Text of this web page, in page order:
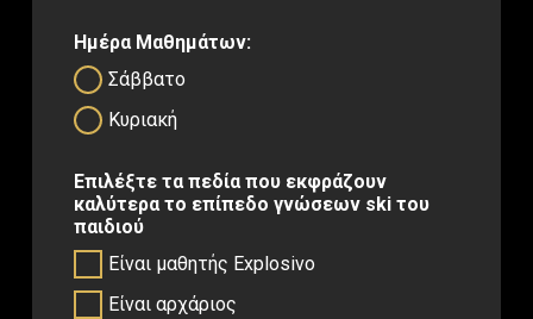
Ημέρα Μαθημάτων:
Σάββατο
Κυριακή
Επιλέξτε τα πεδία που εκφράζουν
καλύτερα το επίπεδο γνώσεων ski του
παιδιού
Είναι μαθητής Explosivo
Είναι αρχάριος